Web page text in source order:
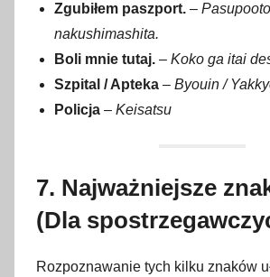
Zgubiłem paszport. –
nakushimashita.
Boli mnie tutaj. – Koko ga itai
Szpital / Apteka – Byouin /
Policja – Keisatsu
7. Najważniejsze
(Dla
Rozpoznawanie tych kilku znaków